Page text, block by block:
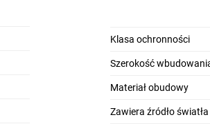
Klasa ochronności
Szerokość
Materiał obudowy
Zawiera źródło światła